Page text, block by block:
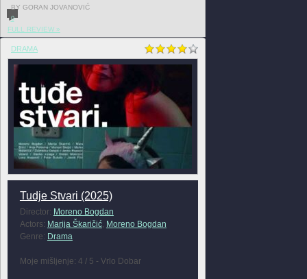
BY GORAN JOVANOVIĆ
0
FULL REVIEW »
DRAMA
Tudje Stvari (2025)
Director: Moreno Bogdan
Actors: Marija Škaričić, Moreno Bogdan
Genre: Drama
Moje mišljenje: 4 / 5 - Vrlo Dobar